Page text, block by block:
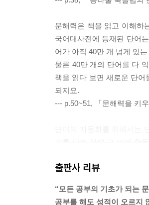
문해력은 책을 읽고 이해하
국어대사전에 등재된 단어
어가 아직 40만 개 넘게 있
물론 40만 개의 단어를 다
책을 읽다 보면 새로운 단
되지요.
--- p.50~51, 「문해력을 키
기를 많이 하면 그 어떤 활
--- p.52, 「문해력을 키우는
왜 자연스러운 소리로 읽
출판사 리뷰
“모든 공부의 기초가 되는
공부를 해도 성적이 오르지